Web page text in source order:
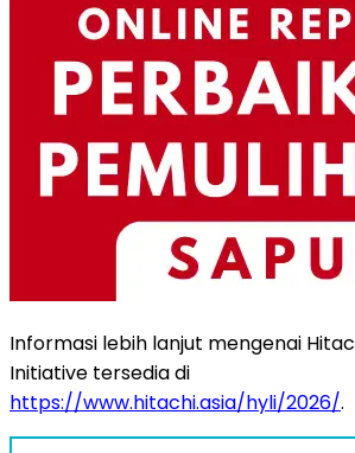
Informasi lebih lanjut mengenai
Initiative tersedia di
https://www.hitachi.asia/hyli/2026/.